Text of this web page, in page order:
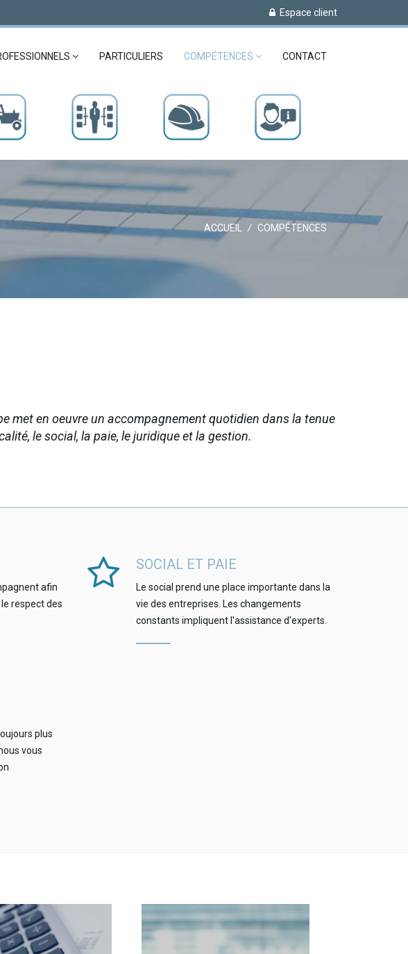
Espace client
PARTICULIERS COMPÉTENCES CONTACT
ACCUEIL / COMPÉTENCES
met en oeuvre un accompagnement quotidien dans la tenue
le social, la paie, le juridique et la gestion.
afin
respect des
SOCIAL ET PAIE
Le social prend une place importante dans la
vie des entreprises. Les changements
constants impliquent l'assistance d'experts.
plus
vous